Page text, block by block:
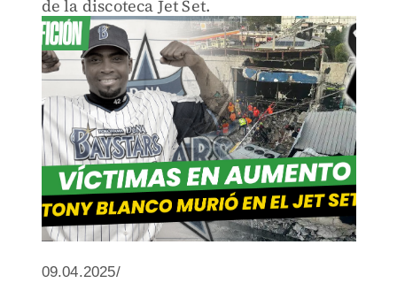
de la discoteca Jet Set.
09.04.2025/